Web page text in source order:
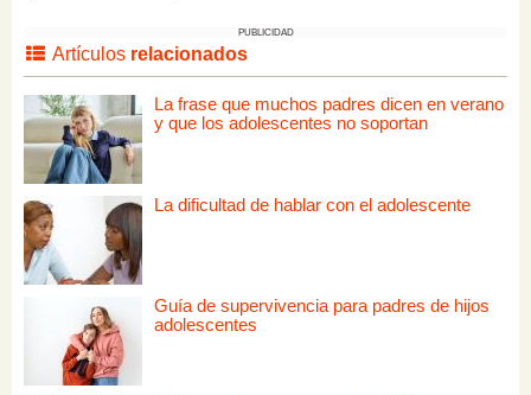
PUBLICIDAD
Artículos relacionados
La frase que muchos padres dicen en verano
y que los adolescentes no soportan
La dificultad de hablar con el adolescente
Guía de supervivencia para padres de hijos
adolescentes